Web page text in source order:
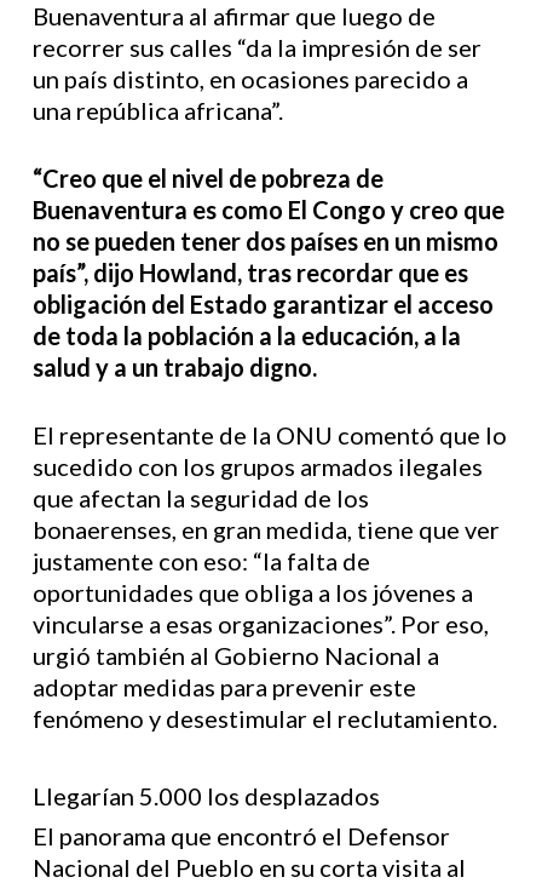
Buenaventura al afirmar que luego de
recorrer sus calles “da la impresión de ser
un país distinto, en ocasiones parecido a
una república africana”.
“Creo que el nivel de pobreza de
Buenaventura es como El Congo y creo que
no se pueden tener dos países en un mismo
país”, dijo Howland, tras recordar que es
obligación del Estado garantizar el acceso
de toda la población a la educación, a la
salud y a un trabajo digno.
El representante de la ONU comentó que lo
sucedido con los grupos armados ilegales
que afectan la seguridad de los
bonaerenses, en gran medida, tiene que ver
justamente con eso: “la falta de
oportunidades que obliga a los jóvenes a
vincularse a esas organizaciones”. Por eso,
urgió también al Gobierno Nacional a
adoptar medidas para prevenir este
fenómeno y desestimular el reclutamiento.
Llegarían 5.000 los desplazados
El panorama que encontró el Defensor
Nacional del Pueblo en su corta visita al